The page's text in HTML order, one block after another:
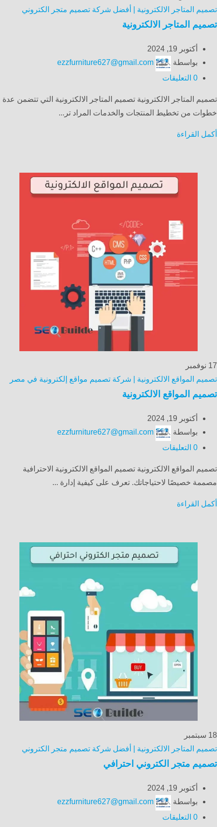
تصميم المتاجر الالكترونية | أفضل شركة تصميم متجر الكتروني
تصميم المتاجر الالكترونية
أكتوبر 19, 2024
بواسطة
ezzfurniture627@gmail.com
0 التعليقات
تصميم المتاجر الالكترونية تصميم المتاجر الالكترونية التي تتضمن عدة
خطوات من تخطيط المنتجات والخدمات المراد تر...
أكمل القراءة
17 نوفمبر
تصميم المواقع الالكترونية | شركة تصميم مواقع إلكترونية في مصر
تصميم المواقع الالكترونية
أكتوبر 19, 2024
بواسطة
ezzfurniture627@gmail.com
0 التعليقات
تصميم المواقع الالكترونية تصميم المواقع الالكترونية الاحترافية
مصممة خصيصًا لاحتياجاتك. تعرف على كيفية إدارة ...
أكمل القراءة
18 سبتمبر
تصميم المتاجر الالكترونية | أفضل شركة تصميم متجر الكتروني
تصميم متجر الكتروني احترافي
أكتوبر 19, 2024
بواسطة
ezzfurniture627@gmail.com
0 التعليقات